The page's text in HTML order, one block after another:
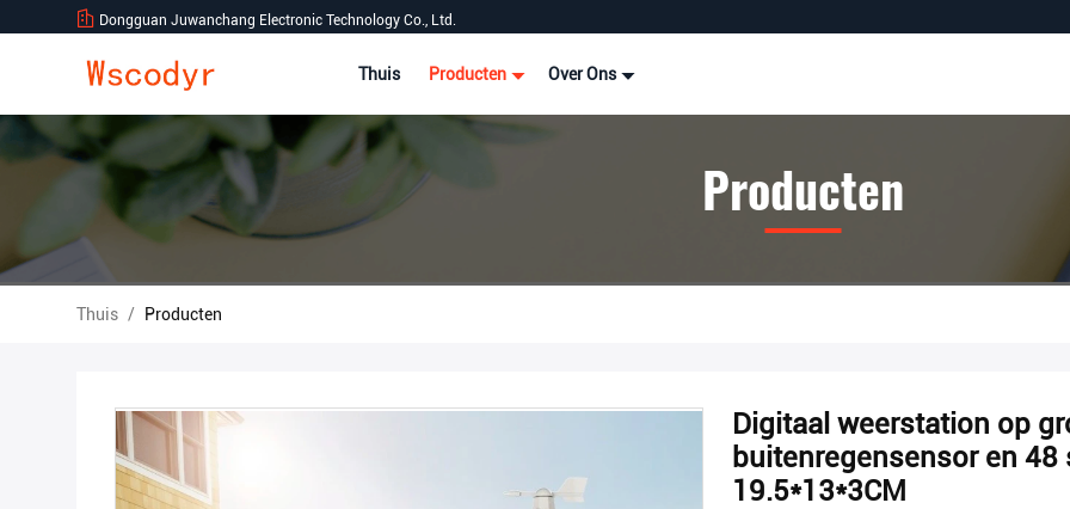
Dongguan Juwanchang Electronic Technology Co., Ltd.
Thuis Producten Over Ons
Producten
Thuis / Producten
Digitaal weerstation op
buitenregensensor en
19.5*13*3CM